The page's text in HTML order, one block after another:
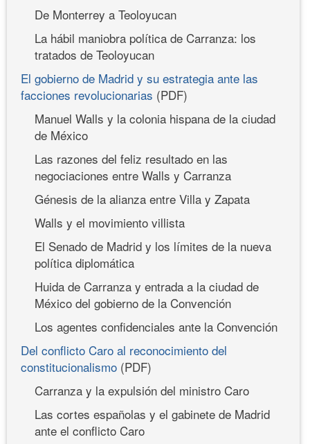
De Monterrey a Teoloyucan
La hábil maniobra política de Carranza: los
tratados de Teoloyucan
El gobierno de Madrid y su estrategia ante las
facciones revolucionarias (PDF)
Manuel Walls y la colonia hispana de la ciudad
de México
Las razones del feliz resultado en las
negociaciones entre Walls y Carranza
Génesis de la alianza entre Villa y Zapata
Walls y el movimiento villista
El Senado de Madrid y los límites de la nueva
política diplomática
Huida de Carranza y entrada a la ciudad de
México del gobierno de la Convención
Los agentes confidenciales ante la Convención
Del conflicto Caro al reconocimiento del
constitucionalismo (PDF)
Carranza y la expulsión del ministro Caro
Las cortes españolas y el gabinete de Madrid
ante el conflicto Caro